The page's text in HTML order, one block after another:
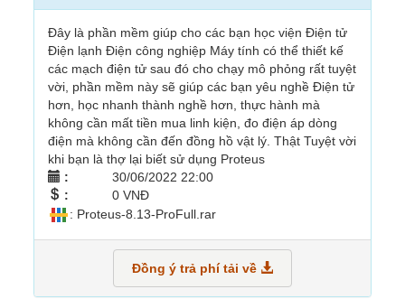
Đây là phần mềm giúp cho các bạn học viện Điện tử
Điện lạnh Điện công nghiệp Máy tính có thể thiết kế
các mạch điện tử sau đó cho chạy mô phỏng rất tuyệt
vời, phần mềm này sẽ giúp các bạn yêu nghề Điện tử
hơn, học nhanh thành nghề hơn, thực hành mà
không cần mất tiền mua linh kiện, đo điện áp dòng
điện mà không cần đến đồng hồ vật lý. Thật Tuyệt vời
khi bạn là thợ lại biết sử dụng Proteus
: 30/06/2022 22:00
: 0 VNĐ
: Proteus-8.13-ProFull.rar
Đồng ý trả phí tải về